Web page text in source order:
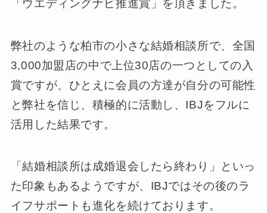
「ウエディングナビ推進賞」を頂きました。
弊社のような柏市の小さな結婚相談所で、全国
3,000加盟店の中で上位30店の一つとしての入
賞ですが、ひとえに会員の方達が自分の可能性
と弊社を信じ、積極的に活動し、IBJをフルに
活用した結果です。
「結婚相談所は成婚退会したら終わり」といっ
た印象もあるようですが、IBJではその後のラ
イフサポートも進化を続けております。